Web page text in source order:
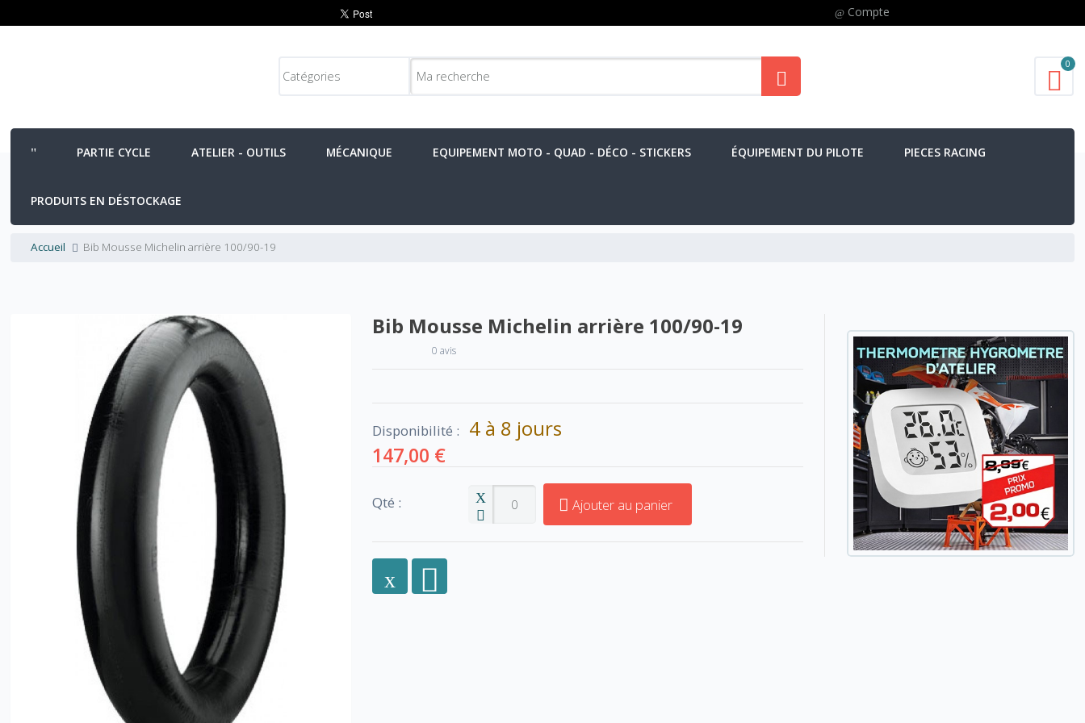
Compte
0
PARTIE CYCLE ATELIER - OUTILS MÉCANIQUE EQUIPEMENT MOTO - QUAD - DÉCO - STICKERS ÉQUIPEMENT DU PILOTE PIECES RACING
PRODUITS EN DÉSTOCKAGE
Accueil Bib Mousse Michelin arrière 100/90-19
Bib Mousse Michelin arrière 100/90-19
0 avis
Disponibilité : 4 à 8 jours
147,00 €
Qté : Ajouter au panier